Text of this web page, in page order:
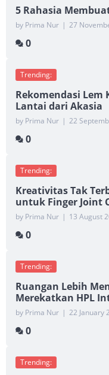
5 Rahasia
by Prima Nur | 27
0
Trending:
Rekomendasi
Lantai dari Akasia
by Prima Nur | 22
0
Trending:
Kreativitas Tak
untuk Finger Joint
by Prima Nur | 13 August
0
Trending:
Ruangan Lebih
Merekatkan HPL
by Prima Nur | 22 January
0
Trending: